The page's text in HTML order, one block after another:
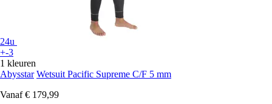
24u
+-3
1 kleuren
Abysstar Wetsuit Pacific Supreme C/F 5 mm
Vanaf € 179,99